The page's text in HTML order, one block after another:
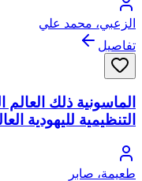
الزعبي، محمد علي
تفاصيل
الماسونية ذلك
التنظيمية لليهودية
طعيمة، صابر